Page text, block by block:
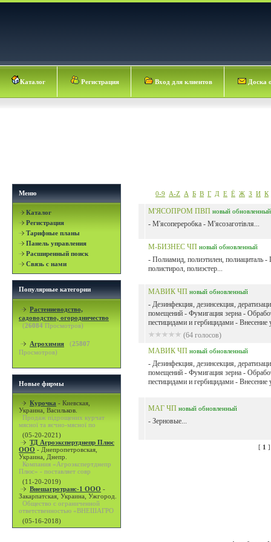
Каталог Регистрация Вход для клиентов Доска
Меню
Каталог
Регистрация
Тарифные планы
Панель управления
Расширенный поиск
Связь с нами
Популярные категории
Растениеводство,
садоводство, огородничество
(26084 Просмотров)
Агрохимия (25807
Просмотров)
Новые фирмы
Курочка - Киевская,
Украина, Васильков.
Продаж підрощених курчат
мясної та яєчно-мясної по
(05-20-2021)
ТД Агроэкспертднепр Плюс
ООО - Днепропетровская,
Украина, Днепр.
Компания «Агроэкспертднепр
Плюс» - поставляет совр
(11-20-2019)
Внешагротранс-1 ООО -
Закарпатская, Украина, Ужгород.
Общество с ограниченной
ответственностью «ВНЕШАГРО
(05-16-2018)
0-9 A-Z А Б В Г Д Е Ё Ж З И К
М'ЯСОПРОМ ПВП новый обновленный
- М'ясопереробка - М'ясозаготівля...
М-БИЗНЕС ЧП новый обновленный
- Полиамид, полиэтилен, полиациталь -
полистирол, полиэстер...
МАВИК ЧП новый обновленный
- Дезинфекция, дезинсекция,
помещений - Фумигация зерна -
пестицидами и гербицидами - Внесение
(64 голосов)
МАВИК ЧП новый обновленный
- Дезинфекция, дезинсекция,
помещений - Фумигация зерна -
пестицидами и гербицидами - Внесение
МАГ ЧП новый обновленный
- Зерновые...
[ 1